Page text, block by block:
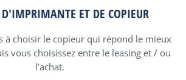
ET DE COPIEUR
à choisir le copieur qui répond le mieux
vous choisissez entre le leasing et / ou
l’achat.